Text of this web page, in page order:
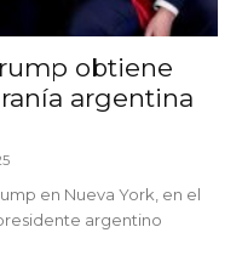
obtiene
argentina
en Nueva York, en el
argentino